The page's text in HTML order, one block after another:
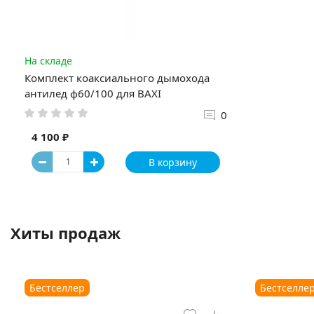
На складе
Комплект коаксиального дымохода
антилед ф60/100 для BAXI
0
4 100 ₽
В корзину
Хиты продаж
Бестселлер Бестселлер